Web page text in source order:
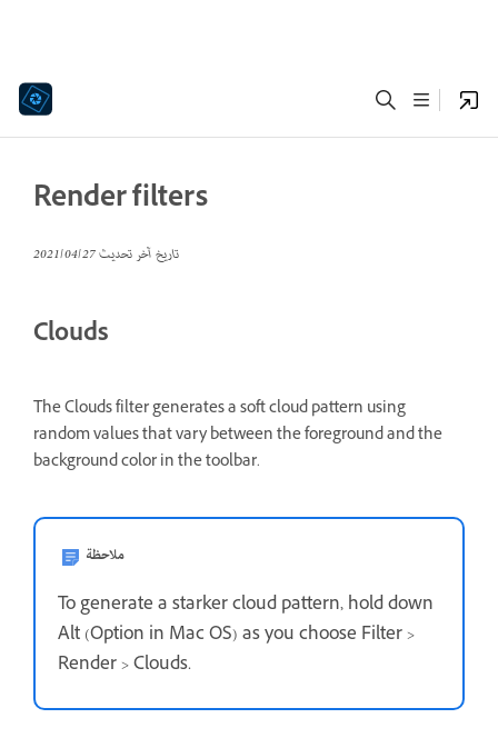
Render filters
تاريخ آخر تحديث27‏/04‏/2021
Clouds
The Clouds filter generates a soft cloud pattern using
random values that vary between the foreground and the
background color in the toolbar.
ملاحظة
To generate a starker cloud pattern, hold down
Alt (Option in Mac OS) as you choose Filter >
Render > Clouds.